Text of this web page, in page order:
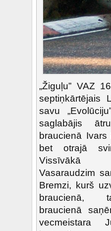
„Žiguļu” VAZ
septiņkārtējais
savu
saglabājis
braucienā Ivars
bet otrajā
Vissīvākā
Vasaraudzim
Bremzi, kurš
braucienā,
braucienā
vecmeistara